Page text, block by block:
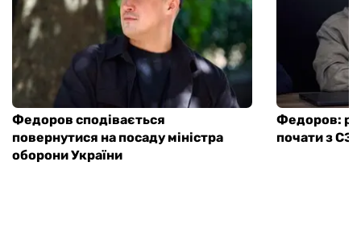
Федоров сподівається
повернутися на посаду міністра
оборони України
Федоров:
почати з СЗЧ